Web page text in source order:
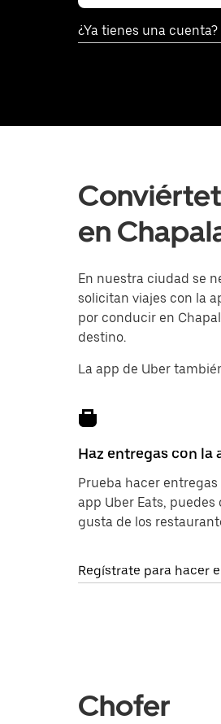
¿Ya tienes una
en
En nuestra ciudad se
solicitan viajes con la
por conducir en
destino.
La app de Uber
Haz entregas con la
Prueba hacer
app Uber Eats,
gusta de los
Regístrate para hacer
Chofer